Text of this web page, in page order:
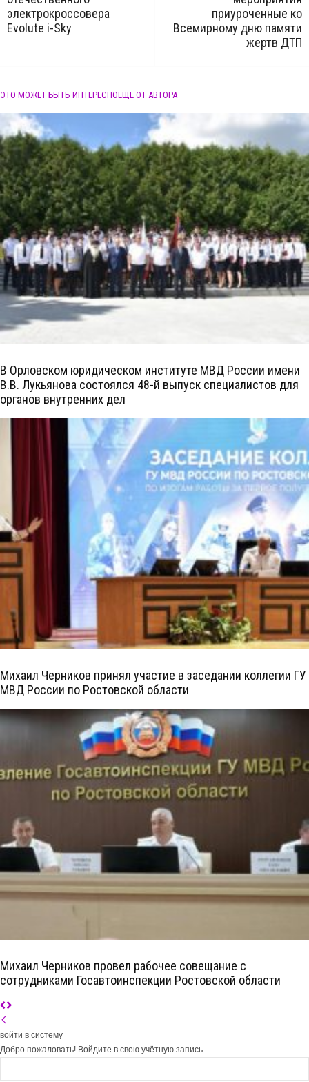
электрокроссовера
Evolute i-Sky
приуроченные ко
Всемирному дню памяти
жертв ДТП
ЭТО МОЖЕТ БЫТЬ ИНТЕРЕСНОЕЩЕ ОТ АВТОРА
В Орловском юридическом институте МВД России имени
В.В. Лукьянова состоялся 48-й выпуск специалистов для
органов внутренних дел
Михаил Черников принял участие в заседании коллегии ГУ
МВД России по Ростовской области
Михаил Черников провел рабочее совещание с
сотрудниками Госавтоинспекции Ростовской области
войти в систему
Добро пожаловать! Войдите в свою учётную запись